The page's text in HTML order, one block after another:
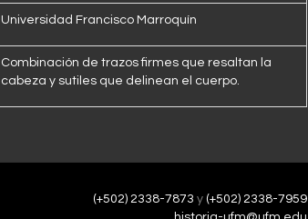
Universidad Francisco Marroquín
Combinación de trazos firmes que resaltan la
cabeza y sutiles que delinean el cuerpo.
(+502) 2338-7873 y (+502) 2338-7959